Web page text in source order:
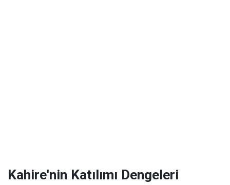
Kahire'nin Katılımı Dengeleri